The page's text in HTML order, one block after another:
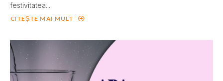
festivitatea...
CITEȘTE MAI MULT